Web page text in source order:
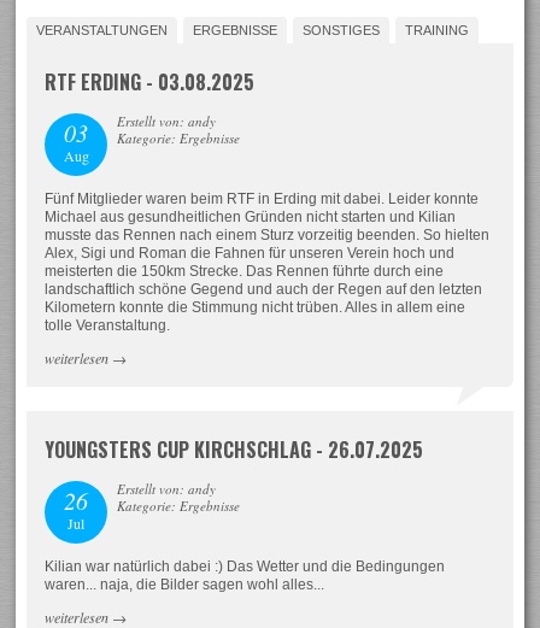
VERANSTALTUNGEN ERGEBNISSE SONSTIGES TRAINING
RTF ERDING - 03.08.2025
03
Aug
Erstellt von: andy
Kategorie: Ergebnisse
Fünf Mitglieder waren beim RTF in Erding mit dabei. Leider konnte
Michael aus gesundheitlichen Gründen nicht starten und Kilian
musste das Rennen nach einem Sturz vorzeitig beenden. So hielten
Alex, Sigi und Roman die Fahnen für unseren Verein hoch und
meisterten die 150km Strecke. Das Rennen führte durch eine
landschaftlich schöne Gegend und auch der Regen auf den letzten
Kilometern konnte die Stimmung nicht trüben. Alles in allem eine
tolle Veranstaltung.
weiterlesen →
YOUNGSTERS CUP KIRCHSCHLAG - 26.07.2025
26
Jul
Erstellt von: andy
Kategorie: Ergebnisse
Kilian war natürlich dabei :) Das Wetter und die Bedingungen
waren... naja, die Bilder sagen wohl alles...
weiterlesen →